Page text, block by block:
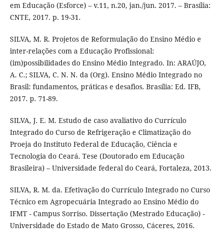
em Educação (Esforce) – v.11, n.20, jan./jun. 2017. – Brasília:
CNTE, 2017. p. 19-31.
SILVA, M. R. Projetos de Reformulação do Ensino Médio e
inter-relações com a Educação Profissional:
(im)possibilidades do Ensino Médio Integrado. In: ARAÚJO,
A. C.; SILVA, C. N. N. da (Org). Ensino Médio Integrado no
Brasil: fundamentos, práticas e desafios. Brasília: Ed. IFB,
2017. p. 71-89.
SILVA, J. E. M. Estudo de caso avaliativo do Currículo
Integrado do Curso de Refrigeração e Climatização do
Proeja do Instituto Federal de Educação, Ciência e
Tecnologia do Ceará. Tese (Doutorado em Educação
Brasileira) – Universidade federal do Ceará, Fortaleza, 2013.
SILVA, R. M. da. Efetivação do Currículo Integrado no Curso
Técnico em Agropecuária Integrado ao Ensino Médio do
IFMT - Campus Sorriso. Dissertação (Mestrado Educação) -
Universidade do Estado de Mato Grosso, Cáceres, 2016.